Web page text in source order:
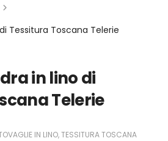
Tessitura Toscana Telerie
in lino di
Telerie
IN LINO,TESSITURA TOSCANA